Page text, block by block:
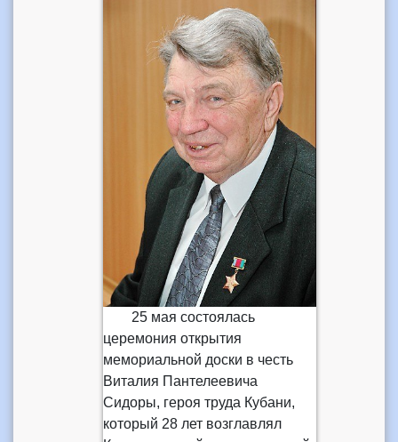
25 мая состоялась
церемония открытия
мемориальной доски в честь
Виталия Пантелеевича
Сидоры, героя труда Кубани,
который 28 лет возглавлял